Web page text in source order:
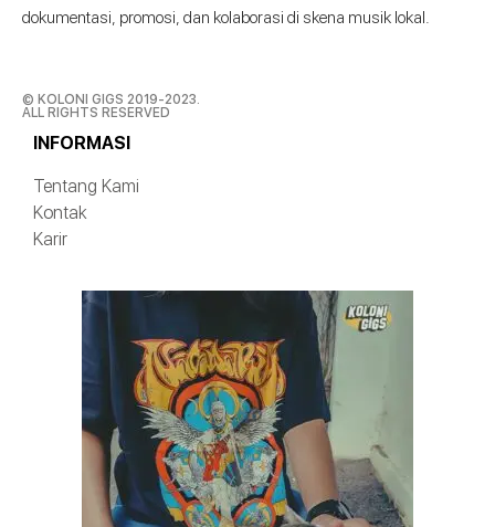
dokumentasi, promosi, dan kolaborasi di skena musik lokal.
© KOLONI GIGS 2019-2023.
ALL RIGHTS RESERVED
INFORMASI
Tentang Kami
Kontak
Karir